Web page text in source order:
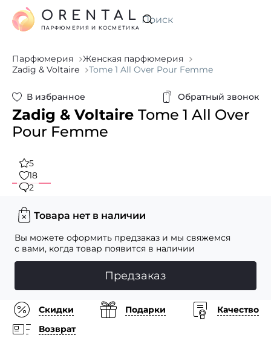
Искать
ORENTAL
ПАРФЮМЕРИЯ И КОСМЕТИКА
Парфюмерия
Женская парфюмерия
Zadig & Voltaire
Tome 1 All Over Pour Femme
В избранное Обратный звонок
Zadig & Voltaire Tome 1 All Over
Pour Femme
5
18
2
Товара нет в наличии
Вы можете оформить предзаказ и мы свяжемся
с вами, когда товар появится в наличии
Предзаказ
Скидки Подарки
Качество
Возврат